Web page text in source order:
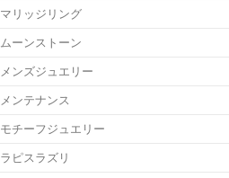
マリッジリング
ムーンストーン
メンズジュエリー
メンテナンス
モチーフジュエリー
ラピスラズリ